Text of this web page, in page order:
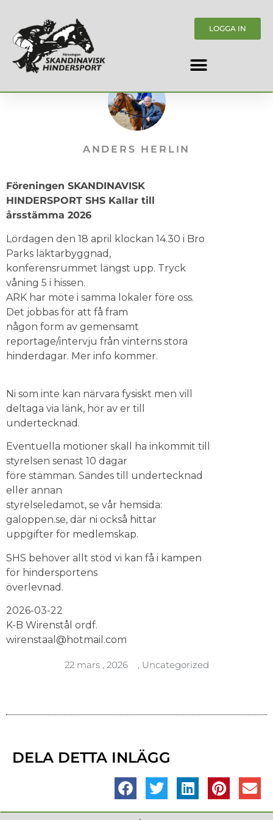
LOGGA IN
ANDERS HERLIN
Föreningen SKANDINAVISK
HINDERSPORT SHS Kallar till
årsstämma 2026
Lördagen den 18 april klockan 14.30 i Bro
Parks läktarbyggnad,
konferensrummet längst upp. Tryck
våning 5 i hissen.
ARK har möte i samma lokaler före oss.
Det jobbas för att få fram
någon form av gemensamt
reportage/intervju från vinterns stora
hinderdagar. Mer info kommer.
Ni som inte kan närvara fysiskt men vill
deltaga via länk, hör av er till
undertecknad.
Eventuella motioner skall ha inkommit till
styrelsen senast 10 dagar
före stämman. Sändes till undertecknad
eller annan
styrelseledamot, se vår hemsida:
galoppen.se, där ni också hittar
uppgifter för medlemskap.
SHS behöver allt stöd vi kan få i kampen
för hindersportens
överlevnad.
2026-03-22
K-B Wirenstål ordf.
wirenstaal@hotmail.com
22 mars , 2026 Uncategorized
DELA DETTA INLÄGG